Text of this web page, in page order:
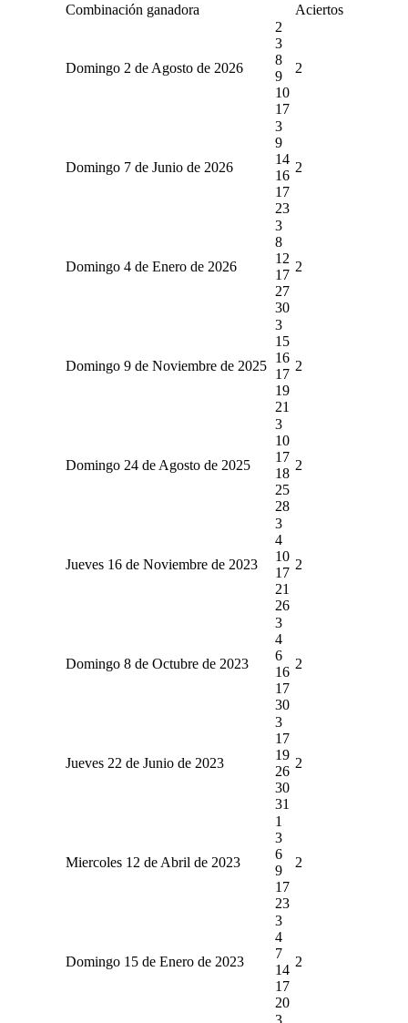
Combinación ganadora Aciertos
Domingo 2 de Agosto de 2026
2
3
8
9
10
17
2
Domingo 7 de Junio de 2026
3
9
14
16
17
23
2
Domingo 4 de Enero de 2026
3
8
12
17
27
30
2
Domingo 9 de Noviembre de 2025
3
15
16
17
19
21
2
Domingo 24 de Agosto de 2025
3
10
17
18
25
28
2
Jueves 16 de Noviembre de 2023
3
4
10
17
21
26
2
Domingo 8 de Octubre de 2023
3
4
6
16
17
30
2
Jueves 22 de Junio de 2023
3
17
19
26
30
31
2
Miercoles 12 de Abril de 2023
1
3
6
9
17
23
2
Domingo 15 de Enero de 2023
3
4
7
14
17
20
2
3